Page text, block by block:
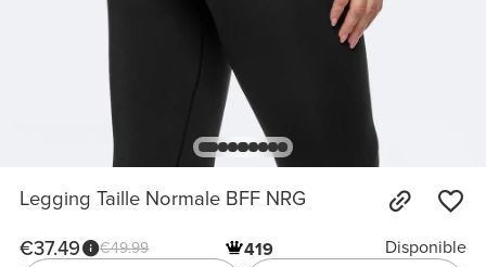
Legging Taille Normale BFF NRG
€37.49 €49.99 419
Disponible